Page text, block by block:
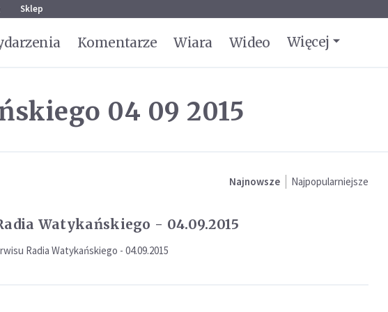
Sklep
Komentarze Wiara Wideo Więcej
04 09 2015
Najnowsze Najpopularniejsze
Watykańskiego - 04.09.2015
Radia Watykańskiego - 04.09.2015